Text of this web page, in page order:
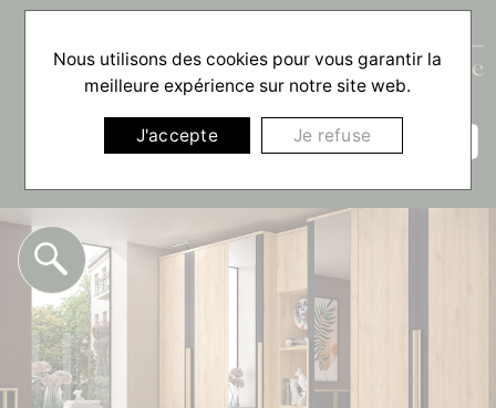
☰
Nous utilisons des cookies pour vous garantir la
meilleure expérience sur notre site web.
J'accepte Je refuse